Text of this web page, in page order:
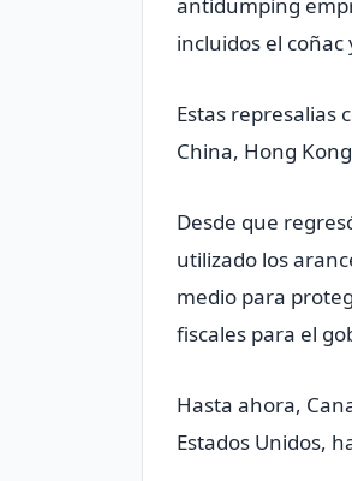
antidumping
incluidos el
Estas represalias
China, Hong
Desde que
utilizado los
medio para
fiscales para el
Hasta ahora,
Estados Unidos,